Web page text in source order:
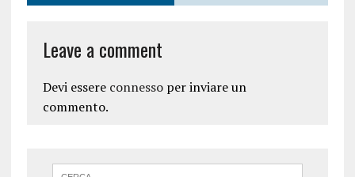
Leave a comment
Devi essere connessoper inviare un
commento.